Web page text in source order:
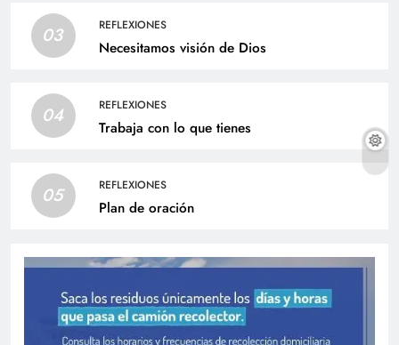
03 REFLEXIONES
Necesitamos visión de Dios
04 REFLEXIONES
Trabaja con lo que tienes
05 REFLEXIONES
Plan de oración